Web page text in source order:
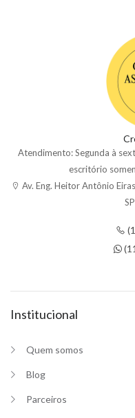
Atendimento: Segunda à
escritório
Av. Eng. Heitor Antônio
Institucional
Quem somos
Blog
Parceiros